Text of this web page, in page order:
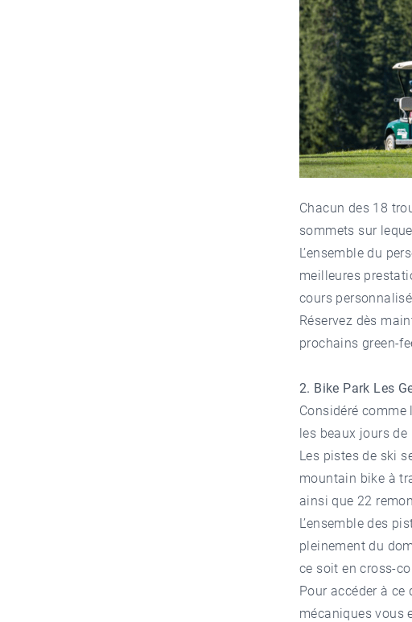
Chacun des 18
sommets sur
L’ensemble du
meilleures
cours
Réservez dès
prochains green-
2. Bike Park Les
Considéré comme
les beaux jours de
Les pistes de ski
mountain bike à
ainsi que 22
L’ensemble des
pleinement du
ce soit en cross-
Pour accéder à
mécaniques vous